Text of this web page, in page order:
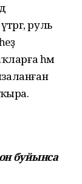
руль
һәм
буйынса